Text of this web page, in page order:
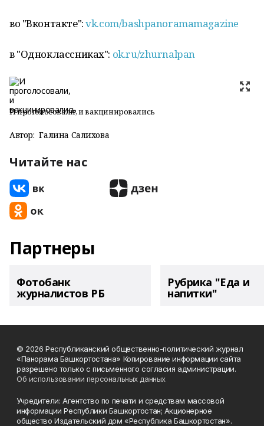
во "Вконтакте":vk.com/bashpanoramamagazine
в "Одноклассниках": ok.ru/zhurnalpan
И проголосовали, и вакцинировались
Автор: Галина Салихова
Читайте нас
Партнеры
Фотобанк
журналистов РБ
Рубрика "Еда и
напитки"
© 2026 Республиканский общественно-политический журнал
«Панорама Башкортостана» Копирование информации сайта
разрешено только с письменного согласия администрации.
Об использовании персональных данных
Учредители: Агентство по печати и средствам массовой
информации Республики Башкортостан; Акционерное
общество Издательский дом «Республика Башкортостан».